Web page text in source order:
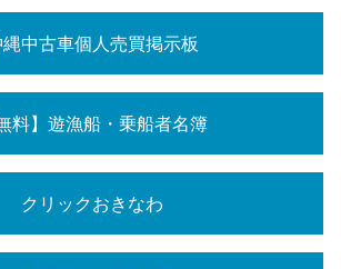
中古車個人売買掲示板
無料】遊漁船・乗船者名簿
クリックおきなわ